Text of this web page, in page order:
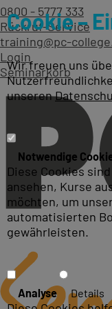
0800 - 5777 333
Rückruf-Service
training@pc-
Login
Seminarkorb
VMware
Cookie –
Wir freuen uns
unseren
Notwendige
Diese Cookies
ansehen, Kurse
möchten, um
automatisierten
gewährleisten.
Analyse Details